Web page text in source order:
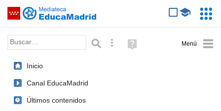
Saltar navegación
Palabra o frase: Búsqueda avanzada
Ayuda
(en
Inicio
Canal EducaMadrid
Últimos contenidos